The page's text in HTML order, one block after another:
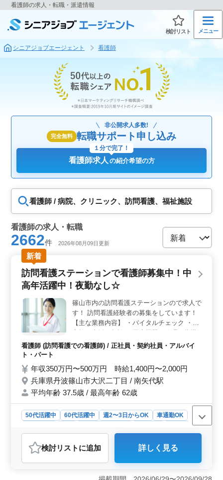
看護師の求人・転職・派遣情報
検討リスト メニュー
シニアジョブエージェント 看護師
完全無料
非公開求人多数!
転職サポート申し込み
看護師求人 の紹介希望の方
１分で完了！
看護師 / 病院、クリニック、訪問看護、福祉施設
看護師の求人・転職
2662件 2026年08月09日更新
新着
訪問看護ステーションで看護師募集中！中
高年活躍中！夜勤なし☆
篠山市内の訪問看護ステーションので求人で
す！ 訪問看護経験者の募集をしています！
【主な業務内容】 ・バイタルチェック ・ご
・リハビリ 等 ◎夜勤なし ◎日、祝休み ◎
のご応募お待ちしております！
看護師 (訪問看護での看護師) / 正社員・契約社員・アルバイ
ト・パート
年収350万円〜500万円 時給1,400円〜2,000円
兵庫県丹波篠山市大沢二丁目 / 南矢代駅
平均年齢 37.5歳 / 最高年齢 62歳
50代活躍中 60代活躍中 週2〜3日からOK
車通勤OK
おすすめポイント
＜経験とスキル＞ 5年以上の看護師実務経験を求められ
る訪問看護ステーションの求人です。中高年の方も積極
検討リスト に追加 詳しく見る